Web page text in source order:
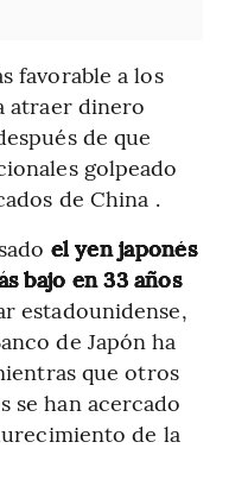
favorable a los
atraer dinero
de que
golpeado
de China .
el yen japonés
bajo en 33 años
estadounidense,
de Japón ha
que otros
se han acercado
de la